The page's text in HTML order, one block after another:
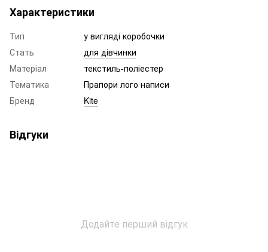
Характеристики
Тип
у вигляді коробочки
Стать
для дівчинки
Матеріал
текстиль-поліестер
Тематика
Прапори лого написи
Бренд
Kite
Відгуки
Додайте перший відгук